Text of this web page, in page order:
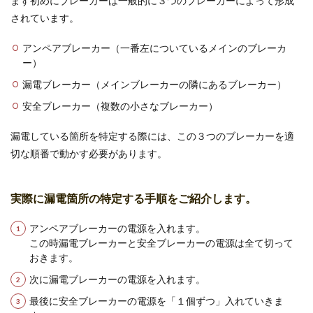
ることもあり...
高校の卒業証明書はいつもらえる？卒
高校の卒業証明書はいつから発行してもらえるの
されています。
アンペアブレーカー（一番左についているメインのブレーカ
ー）
漏電ブレーカー（メインブレーカーの隣にあるブレーカー）
安全ブレーカー（複数の小さなブレーカー）
漏電している箇所を特定する際には、この３つのブレーカーを適
切な順番で動かす必要があります。
実際に漏電箇所の特定する手順をご紹介します。
アンペアブレーカーの電源を入れます。
この時漏電ブレーカーと安全ブレーカーの電源は全て切って
おきます。
次に漏電ブレーカーの電源を入れます。
最後に安全ブレーカーの電源を「１個ずつ」入れていきま